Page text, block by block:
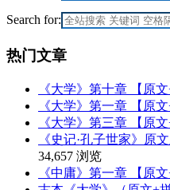
Search for:
热门文章
《大学》第十章 【原
《大学》第一章 【原
《大学》第三章 【原
《史记·孔子世家》原
34,657 浏览
《中庸》第一章 【原